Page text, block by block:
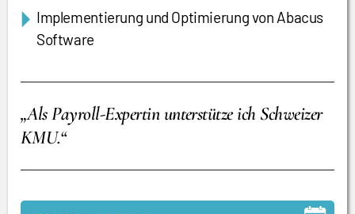
Implementierung und Optimierung von Abacus
Software
„Als Payroll-Expertin unterstütze ich Schweizer
KMU.“